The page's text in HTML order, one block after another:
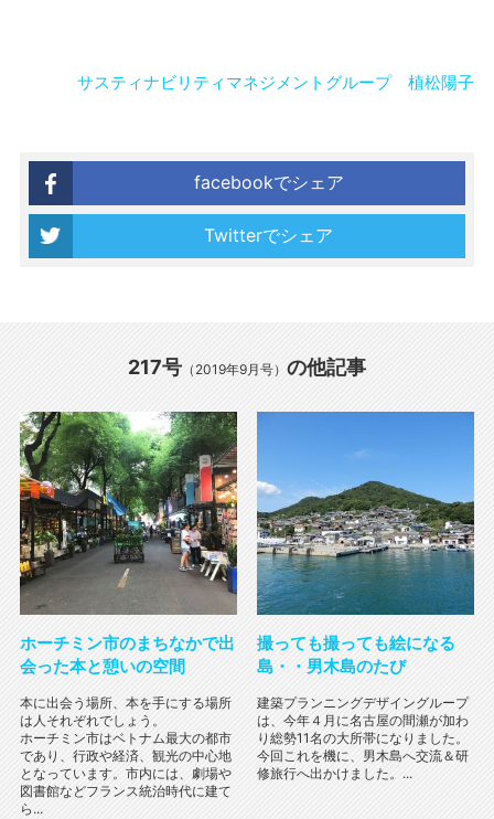
サスティナビリティマネジメントグループ 植松陽子
facebookでシェア
Twitterでシェア
217号 （2019年9月号） の他記事
ホーチミン市のまちなかで出
会った本と憩いの空間
本に出会う場所、本を手にする場所
は人それぞれでしょう。
ホーチミン市はベトナム最大の都市
であり、行政や経済、観光の中心地
となっています。市内には、劇場や
図書館などフランス統治時代に建て
ら...
撮っても撮っても絵になる
島・・男木島のたび
建築プランニングデザイングループ
は、今年４月に名古屋の間瀬が加わ
り総勢11名の大所帯になりました。
今回これを機に、男木島へ交流＆研
修旅行へ出かけました。...